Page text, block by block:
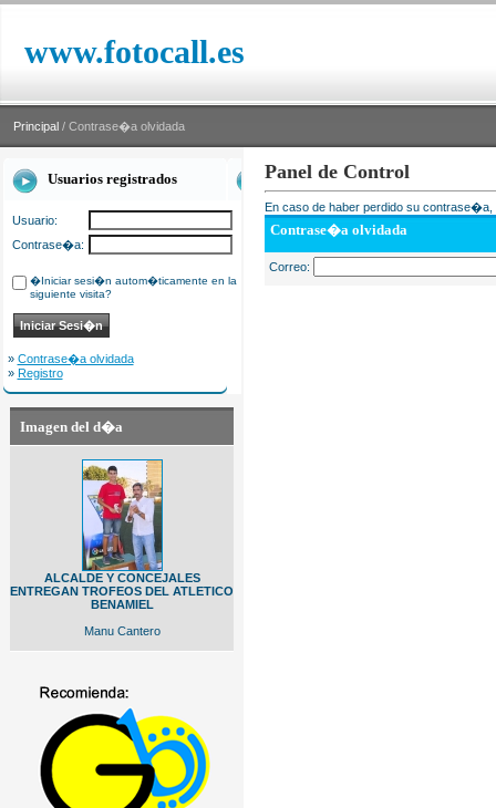
www.fotocall.es
Principal / Contrase�a olvidada
Usuarios registrados
Usuario:
Contrase�a:
�Iniciar sesi�n autom�ticamente en la
siguiente visita?
» Contrase�a olvidada
» Registro
Imagen del d�a
ALCALDE Y CONCEJALES
ENTREGAN TROFEOS DEL ATLETICO
BENAMIEL
Manu Cantero
Panel de Control
En caso de haber perdido su
Contrase�a olvidada
Correo: